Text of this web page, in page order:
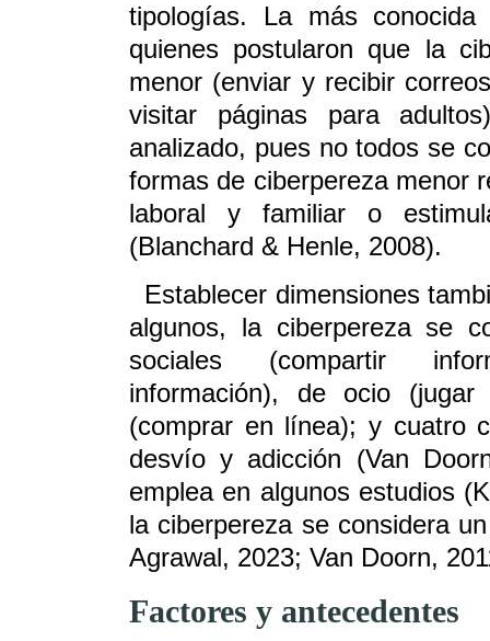
tipologías. La más
quienes postularon que la
menor (enviar y recibir
visitar páginas para
analizado, pues no todos se
formas de ciberpereza menor
laboral y familiar o
(Blanchard & Henle, 2008).
Establecer dimensiones
algunos, la ciberpereza se
sociales (compartir
información), de ocio
(comprar en línea); y cuatro
desvío y adicción (Van
emplea en algunos estudios
la ciberpereza se considera
Agrawal, 2023; Van Doorn,
Factores y antecedentes